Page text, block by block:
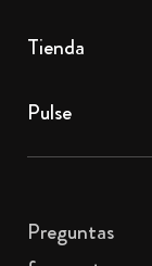
Tienda
Pulse
Preguntas